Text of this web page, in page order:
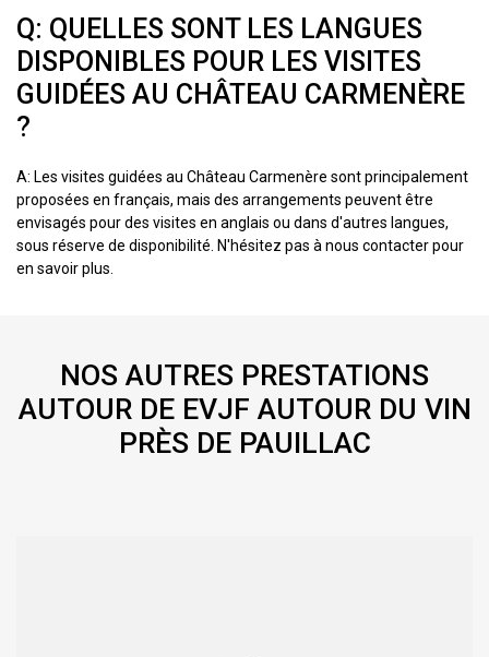
Q: QUELLES SONT LES LANGUES
DISPONIBLES POUR LES VISITES
GUIDÉES AU CHÂTEAU CARMENÈRE
?
A: Les visites guidées au Château Carmenère sont principalement
proposées en français, mais des arrangements peuvent être
envisagés pour des visites en anglais ou dans d'autres langues,
sous réserve de disponibilité. N'hésitez pas à nous contacter pour
en savoir plus.
NOS AUTRES PRESTATIONS
AUTOUR DE EVJF AUTOUR DU VIN
PRÈS DE PAUILLAC